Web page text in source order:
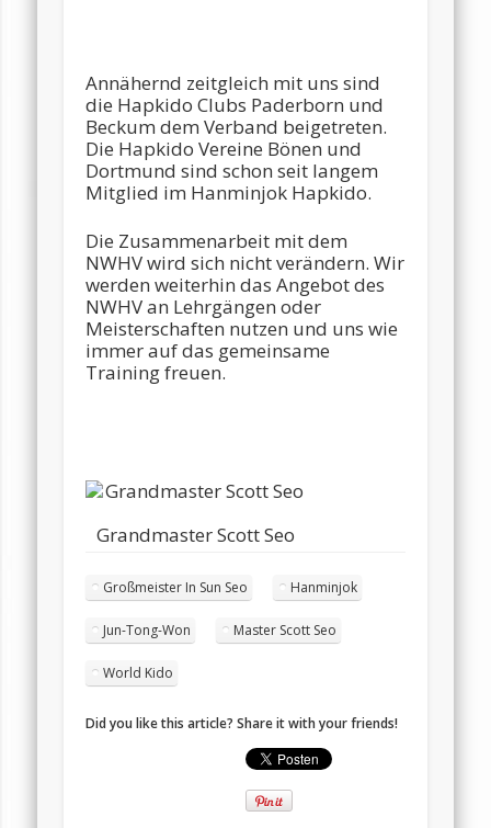
Annähernd zeitgleich mit uns sind
die Hapkido Clubs Paderborn und
Beckum dem Verband beigetreten.
Die Hapkido Vereine Bönen und
Dortmund sind schon seit langem
Mitglied im Hanminjok Hapkido.
Die Zusammenarbeit mit dem
NWHV wird sich nicht verändern. Wir
werden weiterhin das Angebot des
NWHV an Lehrgängen oder
Meisterschaften nutzen und uns wie
immer auf das gemeinsame
Training freuen.
Grandmaster Scott Seo
Großmeister In Sun Seo Hanminjok
Jun-Tong-Won Master Scott Seo
World Kido
Did you like this article? Share it with your friends!